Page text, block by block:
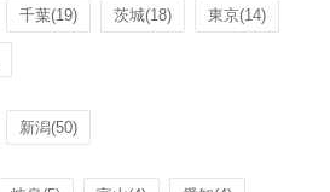
千葉(19) 茨城(18) 東京(14)
新潟(50)